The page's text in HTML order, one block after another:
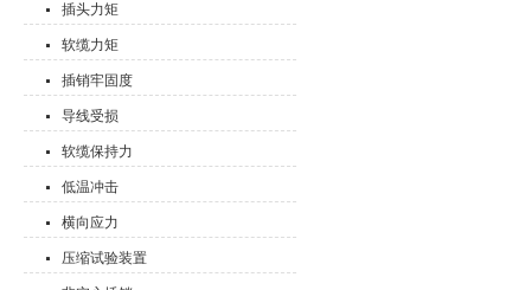
插头力矩
软缆力矩
插销牢固度
导线受损
软缆保持力
低温冲击
横向应力
压缩试验装置